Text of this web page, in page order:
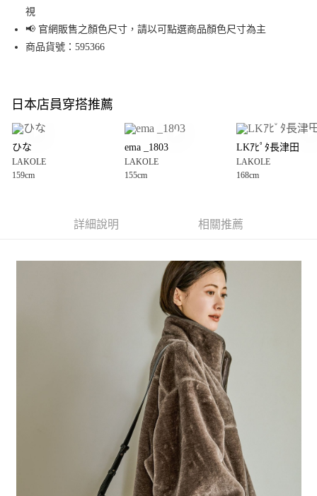
街口支付
悠遊付
全盈+PAY
大哥付你分期
【大哥付你分期使用說明】
1.本服務由台灣大哥大提供，台灣大哥大用戶可立即使用無須另外申請。
2.付款方式選擇「大哥付你分期」，訂單成立後會自動跳轉到大哥付的交易
3.實際核准額度、可分期數及費用金額請依後續交易確認頁面所載為準。
4.訂單成立30分鐘內，如未前往確認交易或遇審核未通過，訂單將自動取
1.分期款項不併入電信帳單，「大哥付你分期」於每月結算日後寄送繳費提
2.透過簡訊連結打開帳單後，可選擇「超商條碼／台灣大直營門市／銀行轉
帳／街口支付／iPASS MONEY」等通路繳費。
1.本服務係由「台灣大哥大股份有限公司」（以下簡稱本公司）所提供，讓
用戶於交易時，得透過本服務購買商品或服務，並由商店將買賣／分期付款
買賣價金債權讓與本公司後，依約使用本公司帳單繳交帳款。
2.基於同意付款使用「大哥付你分期」之契約關係目的，商店將以您的個人
資料（包含姓名、電話或地址）提供予台灣大哥大進項蒐集、處理及利用，
由本公司與您本人進行分期帳單所需資料之確認、核對及更正。
3.完整用戶服務條款，請詳閱以下連結： https://oppay.tw/userRule
AFTEE先享後付
３．安心：先確認商品／服務後，再付款。
１．於結帳方式選擇「AFTEE先享後付」後，將跳轉至「AFTEE先享後付」
結帳頁面，進行簡訊認證並確認金額後，即可完成結帳。
２．訂單成立數日內，您將收到繳費通知簡訊。
３．收到繳費通知簡訊後14天內，點擊此簡訊中的連結，可透過四大超商／
ATM／網路銀行／等多元方式進行付款，方視為交易完成。
※ 請注意：結帳手續完成當下不需立刻繳費，但若您需要取消訂單，請聯絡
購買商品的店家。未經商家同意取消之訂單仍視為有效，需透過AFTEE先享
※ 交易是否成功請以「AFTEE先享後付 」之結帳頁面顯示為準，若有關於
是否繳費成功／繳費後需取消欲退款等相關疑問，請聯繫「AFTEE先享後付
https://netprotections.freshdesk.com/support/home
１．透過由恩沛科技股份有限公司提供之「AFTEE先享後付」服務完成之交
易，需依本服務之必要範圍內提供個人資料，並將交易相關給付款項請求債
權轉讓予恩沛科技股份有限公司。
每筆NT$80，滿NT$888(含以上)免運費
每筆NT$80，滿NT$888(含以上)免運費
每筆NT$80，滿NT$1,500(含以上)免運費
每筆NT$80，滿NT$1,500(含以上)免運費
每筆NT$80，滿NT$1,500(含以上)免運費
視
📢 官網販售之顏色尺寸，請以可點選商品顏色尺寸為主
商品貨號：595366
日本店員穿搭推薦
ひな
LAKOLE
159cm
ema _1803
LAKOLE
155cm
LKｱﾋﾟﾀ長津田
LAKOLE
168cm
詳細說明 相關推薦